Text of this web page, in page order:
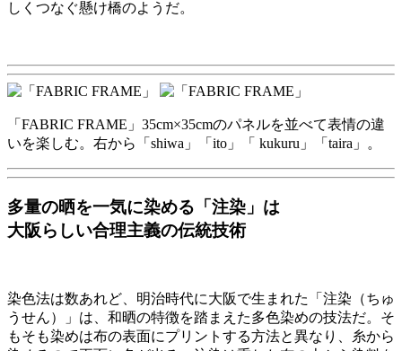
しくつなぐ懸け橋のようだ。
「FABRIC FRAME」35cm×35cmのパネルを並べて表情の違
いを楽しむ。 右から「 shiwa 」「 ito 」「 kukuru 」「 taira 」。
多量の晒を一気に染める「注染」は
大阪らしい合理主義の伝統技術
染色法は数あれど、明治時代に大阪で生まれた「注染（ちゅ
うせん）」は、和晒の特徴を踏まえた多色染めの技法だ。そ
もそも染めは布の表面にプリントする方法と異なり、糸から